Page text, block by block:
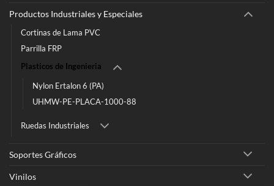
Productos Industriales y Especiales
Cortinas de Lama PVC
Parrilla FRP
Plasticos de Ingenieria
Nylon Ertalon 6 (PA)
UHMW-PE-PLACA-1000-88
Ruedas Industriales
Soportes Gráficos
Vinilos